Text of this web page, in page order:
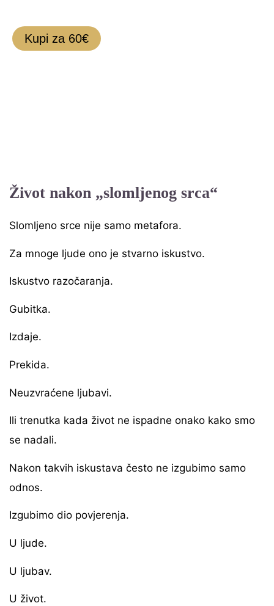
Kupi za 60€
Život nakon „slomljenog srca“
Slomljeno srce nije samo metafora.
Za mnoge ljude ono je stvarno iskustvo.
Iskustvo razočaranja.
Gubitka.
Izdaje.
Prekida.
Neuzvraćene ljubavi.
Ili trenutka kada život ne ispadne onako kako smo
se nadali.
Nakon takvih iskustava često ne izgubimo samo
odnos.
Izgubimo dio povjerenja.
U ljude.
U ljubav.
U život.